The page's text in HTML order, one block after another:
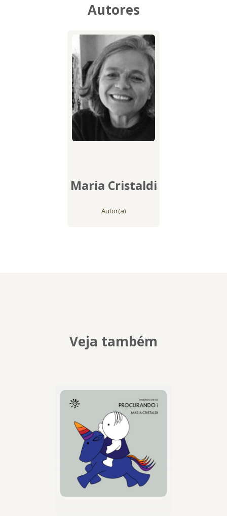
Autores
Maria Cristaldi
Autor(a)
Veja também